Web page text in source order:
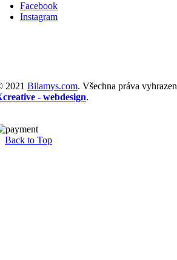
Facebook
Instagram
2021 Bilamys.com. Všechna práva
- webdesign.
Back to Top